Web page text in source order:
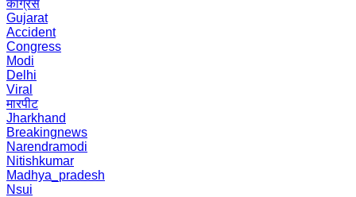
कांग्रेस
Gujarat
Accident
Congress
Modi
Delhi
Viral
मारपीट
Jharkhand
Breakingnews
Narendramodi
Nitishkumar
Madhya_pradesh
Nsui